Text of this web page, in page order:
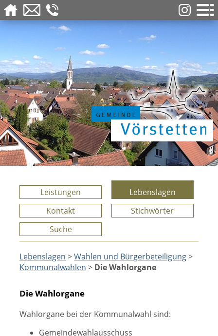
Leistungen
Lebenslagen
Kontakt
Stichwörter
Suche
Lebenslagen >Wahlen und Bürgerbeteiligung>
Kommunalwahlen > Die Wahlorgane
Die Wahlorgane
Wahlorgane bei der Kommunalwahl sind:
Gemeindewahlausschuss